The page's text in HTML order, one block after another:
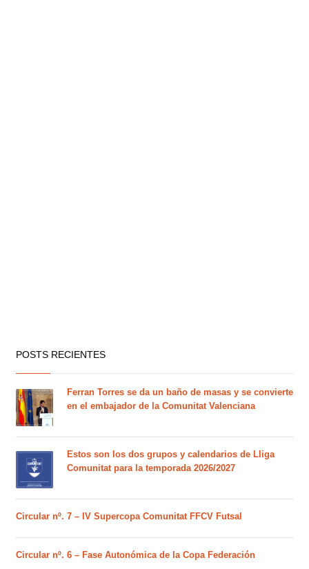
POSTS RECIENTES
Ferran Torres se da un baño de masas y se convierte
en el embajador de la Comunitat Valenciana
Estos son los dos grupos y calendarios de Lliga
Comunitat para la temporada 2026/2027
Circular nº. 7 – IV Supercopa Comunitat FFCV Futsal
Circular nº. 6 – Fase Autonómica de la Copa Federación